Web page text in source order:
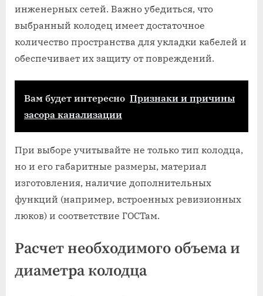
инженерных сетей. Важно убедиться, что
выбранный колодец имеет достаточное
количество пространства для укладки кабелей и
обеспечивает их защиту от повреждений.
Вам будет интересно Признаки и причины
засора канализации
При выборе учитывайте не только тип колодца,
но и его габаритные размеры, материал
изготовления, наличие дополнительных
функций (например, встроенных ревизионных
люков) и соответствие ГОСТам.
Расчет необходимого объема и
диаметра колодца